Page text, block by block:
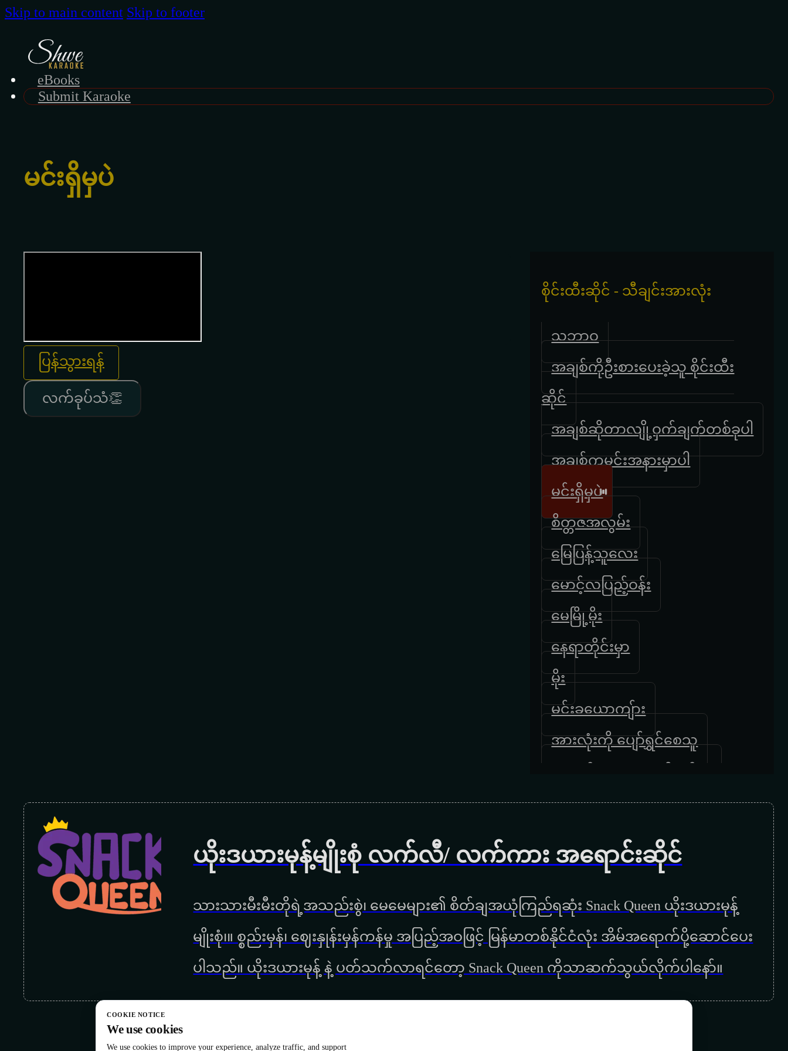
Skip to main content Skip to footer
eBooks
Submit Karaoke
မင်းရှိမှပဲ
ပြန်သွားရန်
လက်ခုပ်သံ👏
စိုင်းထီးဆိုင် - သီချင်းအားလုံး
သဘာဝ
အချစ်ကိုဦးစားပေးခဲ့သူ စိုင်းထီး
ဆိုင်
အချစ်ဆိုတာလျို့ဝှက်ချက်တစ်ခုပါ
အချစ်ကမင်းအနားမှာပါ
မင်းရှိမှပဲ
စိတ္တဇအလွမ်း
မြေပြန့်သူလေး
မောင့်လပြည့်ဝန်း
မေမြို့မိုး
နေရာတိုင်းမှာ
မိုး
မင်းခယောကျ်ား
အားလုံးကို ပျော်ရွှင်စေသူ
လျော့ကြိုးကုန်ချိန်
အပြာရောင်မျက်ရည်
တို့တောင်ပေါ်ကိုဖိတ်ခေါ်ပါတယ်
မေတာရေစုန် မျောခဲ့သူ
မြင့်မိုရ်မို့လား
ယိုးဒယားမုန့်မျိုးစုံ လက်လီ/ လက်ကား အရောင်းဆိုင်
သားသားမီးမီးတိုရဲ့အသည်းစွဲ၊ မေမေများ၏ စိတ်ချအယုံကြည်ရဆုံး Snack Queen ယိုးဒယားမုန့်
မျိုးစုံ၊။ စ္စည်းမှန်၊ ‌ဈေးနှုန်းမှန်ကန်မှု အပြည့်အဝဖြင့် မြန်မာတစ်နိုင်ငံလုံး အိမ်အရောက်ပို့ဆောင်ပေး
ပါသည်။ ယိုးဒယားမုန့် နဲ့ ပတ်သက်လာရင်တော့ Snack Queen ကိုသာဆက်သွယ်လိုက်ပါနော်။
COOKIE NOTICE
We use cookies
We use cookies to improve your experience, analyze traffic, and support